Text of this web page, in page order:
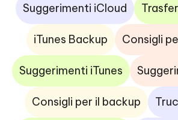
Suggerimenti iCloud
iTunes Backup Consigli
Suggerimenti iTunes
Consigli per il backup